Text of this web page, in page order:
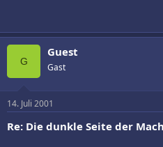
G
Guest
Gast
14. Juli 2001
Re: Die dunkle Seite der